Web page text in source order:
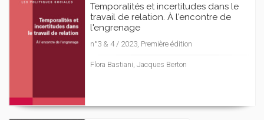
Temporalités et incertitudes dans le
travail de relation. À l'encontre de
l'engrenage
n°3 & 4 / 2023, Première édition
Flora Bastiani, Jacques Berton